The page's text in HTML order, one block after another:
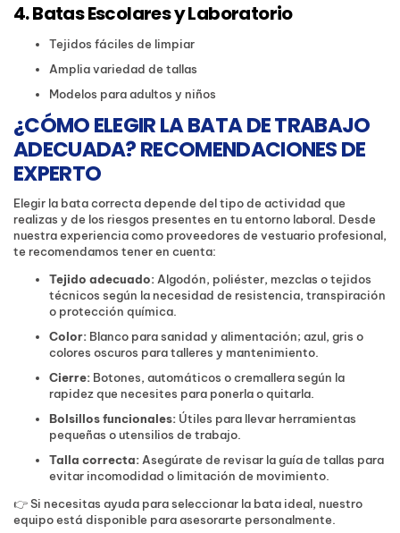
4. Batas Escolares y Laboratorio
Tejidos fáciles de limpiar
Amplia variedad de tallas
Modelos para adultos y niños
¿CÓMO ELEGIR LA BATA DE TRABAJO
ADECUADA? RECOMENDACIONES DE
EXPERTO
Elegir la bata correcta depende del tipo de actividad que
realizas y de los riesgos presentes en tu entorno laboral. Desde
nuestra experiencia como proveedores de vestuario profesional,
te recomendamos tener en cuenta:
Tejido adecuado:Algodón, poliéster, mezclas o tejidos
técnicos según la necesidad de resistencia, transpiración
o protección química.
Color: Blanco para sanidad y alimentación; azul, gris o
colores oscuros para talleres y mantenimiento.
Cierre: Botones, automáticos o cremallera según la
rapidez que necesites para ponerla o quitarla.
Bolsillos funcionales: Útiles para llevar herramientas
pequeñas o utensilios de trabajo.
Talla correcta:Asegúrate de revisar la guía de tallas para
evitar incomodidad o limitación de movimiento.
👉 Si necesitas ayuda para seleccionar la bata ideal, nuestro
equipo está disponible para asesorarte personalmente.